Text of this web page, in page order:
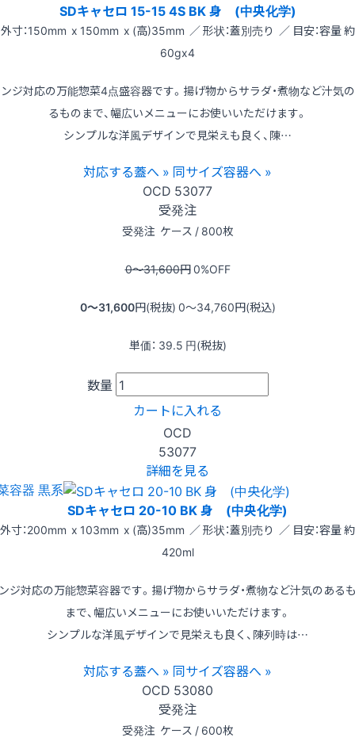
SDキャセロ 15-15 4S BK 身 (中央化学)
外寸：150mm x 150mm x (高)35mm ／ 形状：蓋別売り ／ 目安：容量 約
60gx4
ジ対応の万能惣菜4点盛容器です。揚げ物からサラダ・煮物など汁気
るものまで、幅広いメニューにお使いいただけます。
シンプルな洋風デザインで見栄えも良く、陳…
対応する蓋へ » 同サイズ容器へ »
OCD 53077
受発注
受発注 ケース / 800枚
0〜31,600円0%OFF
0〜31,600円(税抜) 0〜34,760円(税込)
単価： 39.5 円(税抜)
数量
カートに入れる
OCD
53077
詳細を見る
容器 黒系
SDキャセロ 20-10 BK 身 (中央化学)
外寸：200mm x 103mm x (高)35mm ／ 形状：蓋別売り ／ 目安：容量 約
420ml
ジ対応の万能惣菜容器です。揚げ物からサラダ・煮物など汁気のある
まで、幅広いメニューにお使いいただけます。
シンプルな洋風デザインで見栄えも良く、陳列時は…
対応する蓋へ » 同サイズ容器へ »
OCD 53080
受発注
受発注 ケース / 600枚